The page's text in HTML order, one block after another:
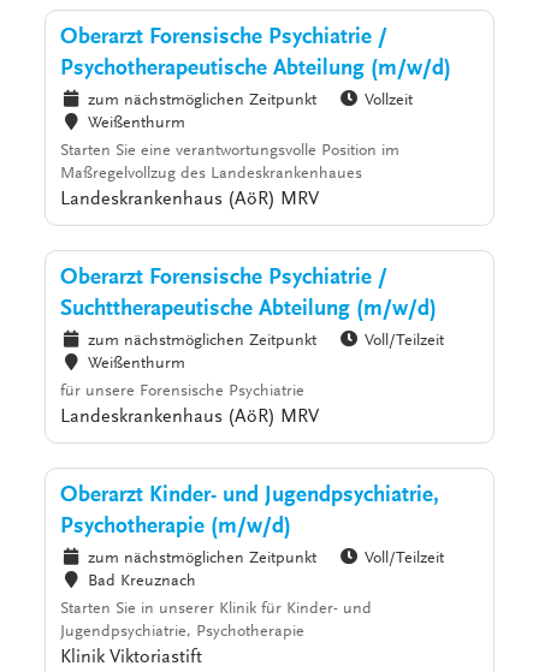
Oberarzt Forensische Psychiatrie /
Psychotherapeutische Abteilung (m/w/d)
zum nächstmöglichen Zeitpunkt
Vollzeit
Weißenthurm
Starten Sie eine verantwortungsvolle Position im
Maßregelvollzug des Landeskrankenhaues
Landeskrankenhaus (AöR) MRV
Oberarzt Forensische Psychiatrie /
Suchttherapeutische Abteilung (m/w/d)
zum nächstmöglichen Zeitpunkt
Voll/Teilzeit
Weißenthurm
für unsere Forensische Psychiatrie
Landeskrankenhaus (AöR) MRV
Oberarzt Kinder- und Jugendpsychiatrie,
Psychotherapie (m/w/d)
zum nächstmöglichen Zeitpunkt
Voll/Teilzeit
Bad Kreuznach
Starten Sie in unserer Klinik für Kinder- und
Jugendpsychiatrie, Psychotherapie
Klinik Viktoriastift